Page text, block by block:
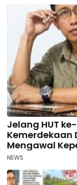
Jelang HUT
Kemerdekaan
Mengawal
NEWS